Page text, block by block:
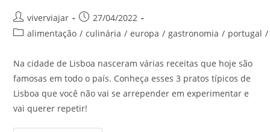
Autor
do
viverviajar
Post
publicado:
27/04/2022
Categoria
post:
alimentação / culinária / europa / gastronomia / portugal /
Na cidade de Lisboa nasceram várias receitas que hoje são
famosas em todo o país. Conheça esses 3 pratos típicos de
Lisboa que você não vai se arrepender em experimentar e
vai querer repetir!